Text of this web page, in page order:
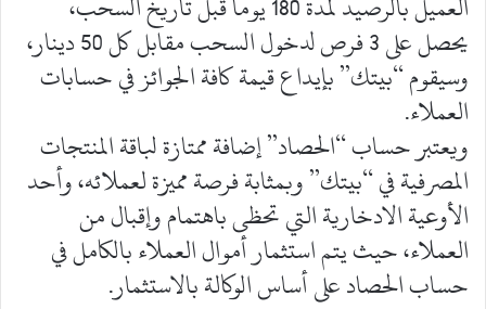
يحصل على 3 فرص لدخول السحب مقابل كل 50 دينار،
وسيقوم “بيتك” بإيداع قيمة كافة الجوائز في حسابات
العملاء.
ويعتبر حساب “الحصاد” إضافة ممتازة لباقة المنتجات
المصرفية في “بيتك” وبمثابة فرصة مميزة لعملائه، وأحد
الأوعية الادخارية التي تحظى باهتمام وإقبال من
العملاء، حيث يتم استثمار أموال العملاء بالكامل في
حساب الحصاد على أساس الوكالة بالاستثمار.